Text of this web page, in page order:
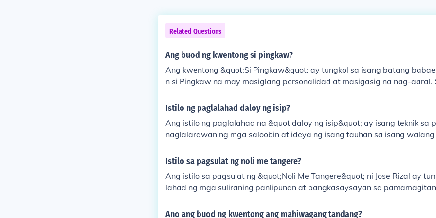
Related Questions
Ang buod ng kwentong si pingkaw?
Ang kwentong &quot;Si Pingkaw&quot; ay tungkol sa isang batang
n si Pingkaw na may masiglang personalidad at masigasig na nag-aaral.
aglalakbay, nakatagpo siya ng iba't ibang pagsubok at hamon, ngunit sa
ito, patuloy siyang nagpakita ng determinasyon at katatagan. Ang
ay. Sa huli, naging inspirasyon si Pingkaw sa kanyang mga kaibigan at
Istilo ng paglalahad daloy ng isip?
Ang istilo ng paglalahad na &quot;daloy ng isip&quot; ay isang teknik sa
naglalarawan ng mga saloobin at ideya ng isang tauhan sa isang
an. Sa pamamaraang ito, ang mga kaisipan ay nag-uugnayan at
a’t isa, na kadalasang nagiging mas personal at emosyonal. Ang ganitong
an ng tauhan. Madalas itong ginagamit sa modernong literatura upang
alimuot na kalagayan ng isipan ng tao.
Istilo sa pagsulat ng noli me tangere?
Ang istilo sa pagsulat ng &quot;Noli Me Tangere&quot; ni Jose Rizal ay
lahad ng mga suliraning panlipunan at pangkasaysayan sa
an at sitwasyon. Ito ay malalim at mapanuri, na nagbibigay-diin sa
ng lipunan at pagpapakita ng mga pang-aapi at katiwalian sa panahon
Ano ang buod ng kwentong ang mahiwagang tandang?